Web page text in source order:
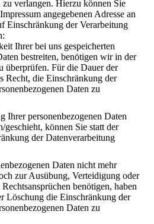
zu verlangen. Hierzu können Sie
angegebenen Adresse an
Einschränkung der Verarbeitung
Ihrer bei uns gespeicherten
bestreiten, benötigen wir in der
überprüfen. Für die Dauer der
Recht, die Einschränkung der
Daten zu
Ihrer personenbezogenen Daten
geschieht, können Sie statt der
der Datenverarbeitung
Daten nicht mehr
zur Ausübung, Verteidigung oder
benötigen, haben
Löschung die Einschränkung der
Daten zu